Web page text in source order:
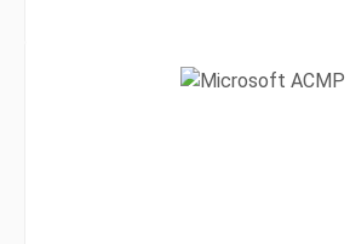
Bildergalerie überspringen